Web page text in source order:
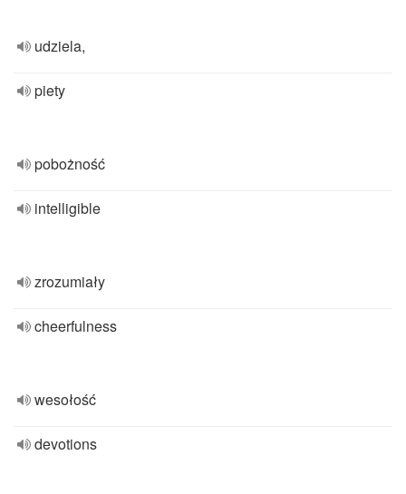
udziela,
piety
pobożność
intelligible
zrozumiały
cheerfulness
wesołość
devotions